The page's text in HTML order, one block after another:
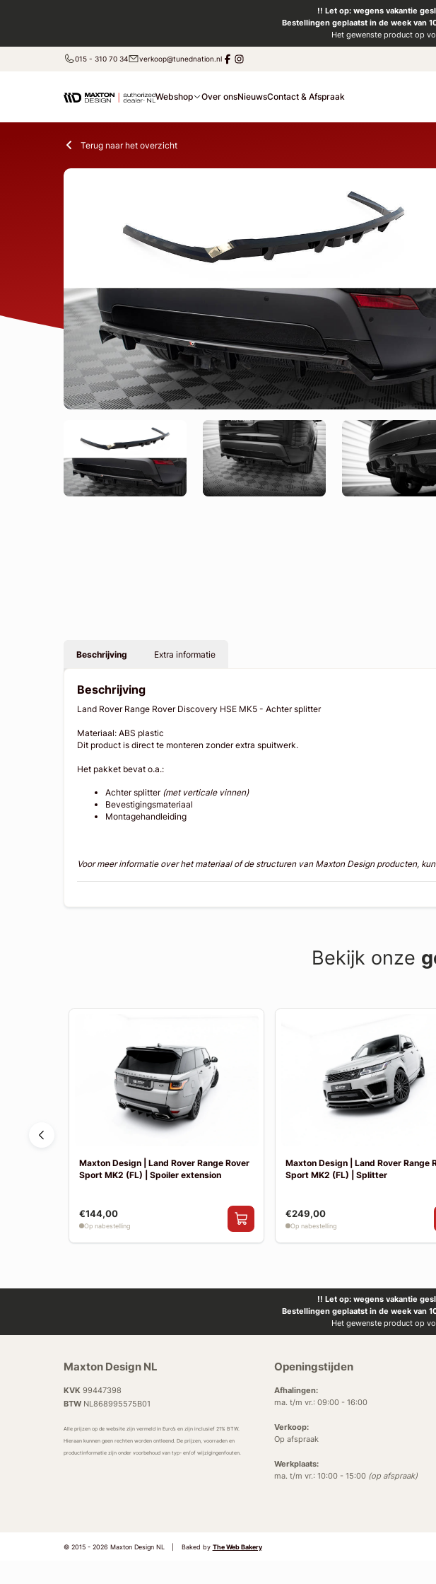
!! Let op: wegens vakantie
Bestellingen geplaatst in de week van
Het gewenste product op
015 - 310 70 34 verkoop@tunednation.nl
Webshop Over onsNieuwsContact & Afspraak
Terug naar het overzicht
Beschrijving Extra informatie
Beschrijving
Land Rover Range Rover Discovery HSE MK5 - Achter splitter
Materiaal: ABS plastic
Dit product is direct te monteren zonder extra spuitwerk.
Het pakket bevat o.a.:
Achter splitter (met verticale vinnen)
Bevestigingsmateriaal
Montagehandleiding
Voor meer informatie over het materiaal of de structuren van Maxton Design producten,
Bekijk onze
Maxton Design | Land Rover Range Rover
Sport MK2 (FL) | Spoiler extension
€144,00
Op nabestelling
Maxton Design | Land Rover Range
Sport MK2 (FL) | Splitter
€249,00
Op nabestelling
!! Let op: wegens vakantie
Bestellingen geplaatst in de week van
Het gewenste product op
Maxton Design NL
KVK 99447398
BTWNL868995575B01
Alle prijzen op de website zijn vermeld in Euro’s en zijn inclusief 21% BTW.
Hieraan kunnen geen rechten worden ontleend. De prijzen, voorraden en
productinformatie zijn onder voorbehoud van typ- en/of wijzigingenfouten.
Openingstijden
Afhalingen:
ma. t/m vr.: 09:00 - 16:00
Verkoop:
Op afspraak
Werkplaats:
ma. t/m vr.: 10:00 - 15:00 (op afspraak)
© 2015 - 2026 Maxton Design NL Baked by The Web Bakery